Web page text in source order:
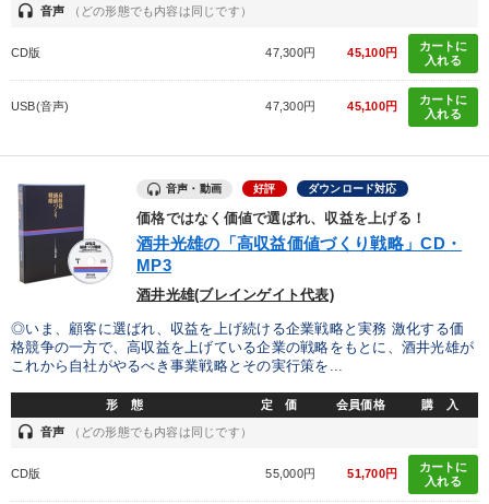
headset 音声 （どの形態でも内容は同じです）
CD版 47,300円 45,100円
カートに
入れる
USB(音声) 47,300円 45,100円
カートに
入れる
音声・動画 好評 ダウンロード対応
価格ではなく価値で選ばれ、収益を上げる！
酒井光雄の「高収益価値づくり戦略」CD・
MP3
酒井光雄(ブレインゲイト代表)
◎いま、顧客に選ばれ、収益を上げ続ける企業戦略と実務 激化する価
格競争の一方で、高収益を上げている企業の戦略をもとに、酒井光雄が
これから自社がやるべき事業戦略とその実行策を...
形 態 定 価 会員価格 購 入
headset 音声 （どの形態でも内容は同じです）
CD版 55,000円 51,700円
カートに
入れる